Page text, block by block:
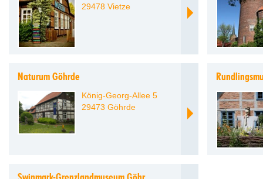
29478 Vietze
Naturum Göhrde
König-Georg-Allee 5
29473 Göhrde